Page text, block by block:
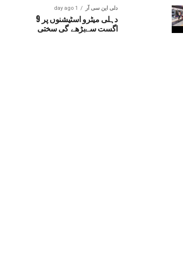
دلی این سی آر 1 day ago
دہلی میٹرو اسٹیشنوں پر 9
اگست سےبڑھے گی سختی